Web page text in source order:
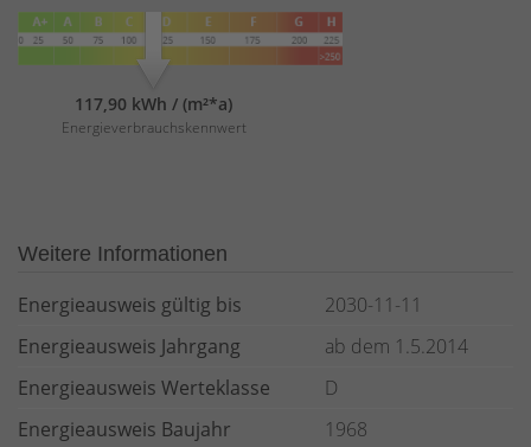
117,90 kWh / (m²*a)
Energieverbrauchskennwert
Weitere Informationen
Energieausweis gültig bis
2030-11-11
Energieausweis Jahrgang
ab dem 1.5.2014
Energieausweis Werteklasse
D
Energieausweis Baujahr
1968